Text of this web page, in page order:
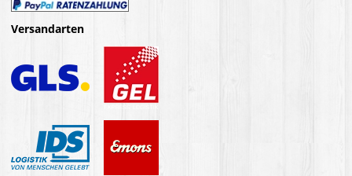
Versandarten